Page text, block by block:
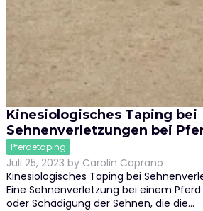
Kinesiologisches Taping bei
Sehnenverletzungen bei
Pferdetaping
Juli 25, 2023 by Carolin Caprano
Kinesiologisches Taping bei
Eine Sehnenverletzung bei einem
oder Schädigung der Sehnen, die die…